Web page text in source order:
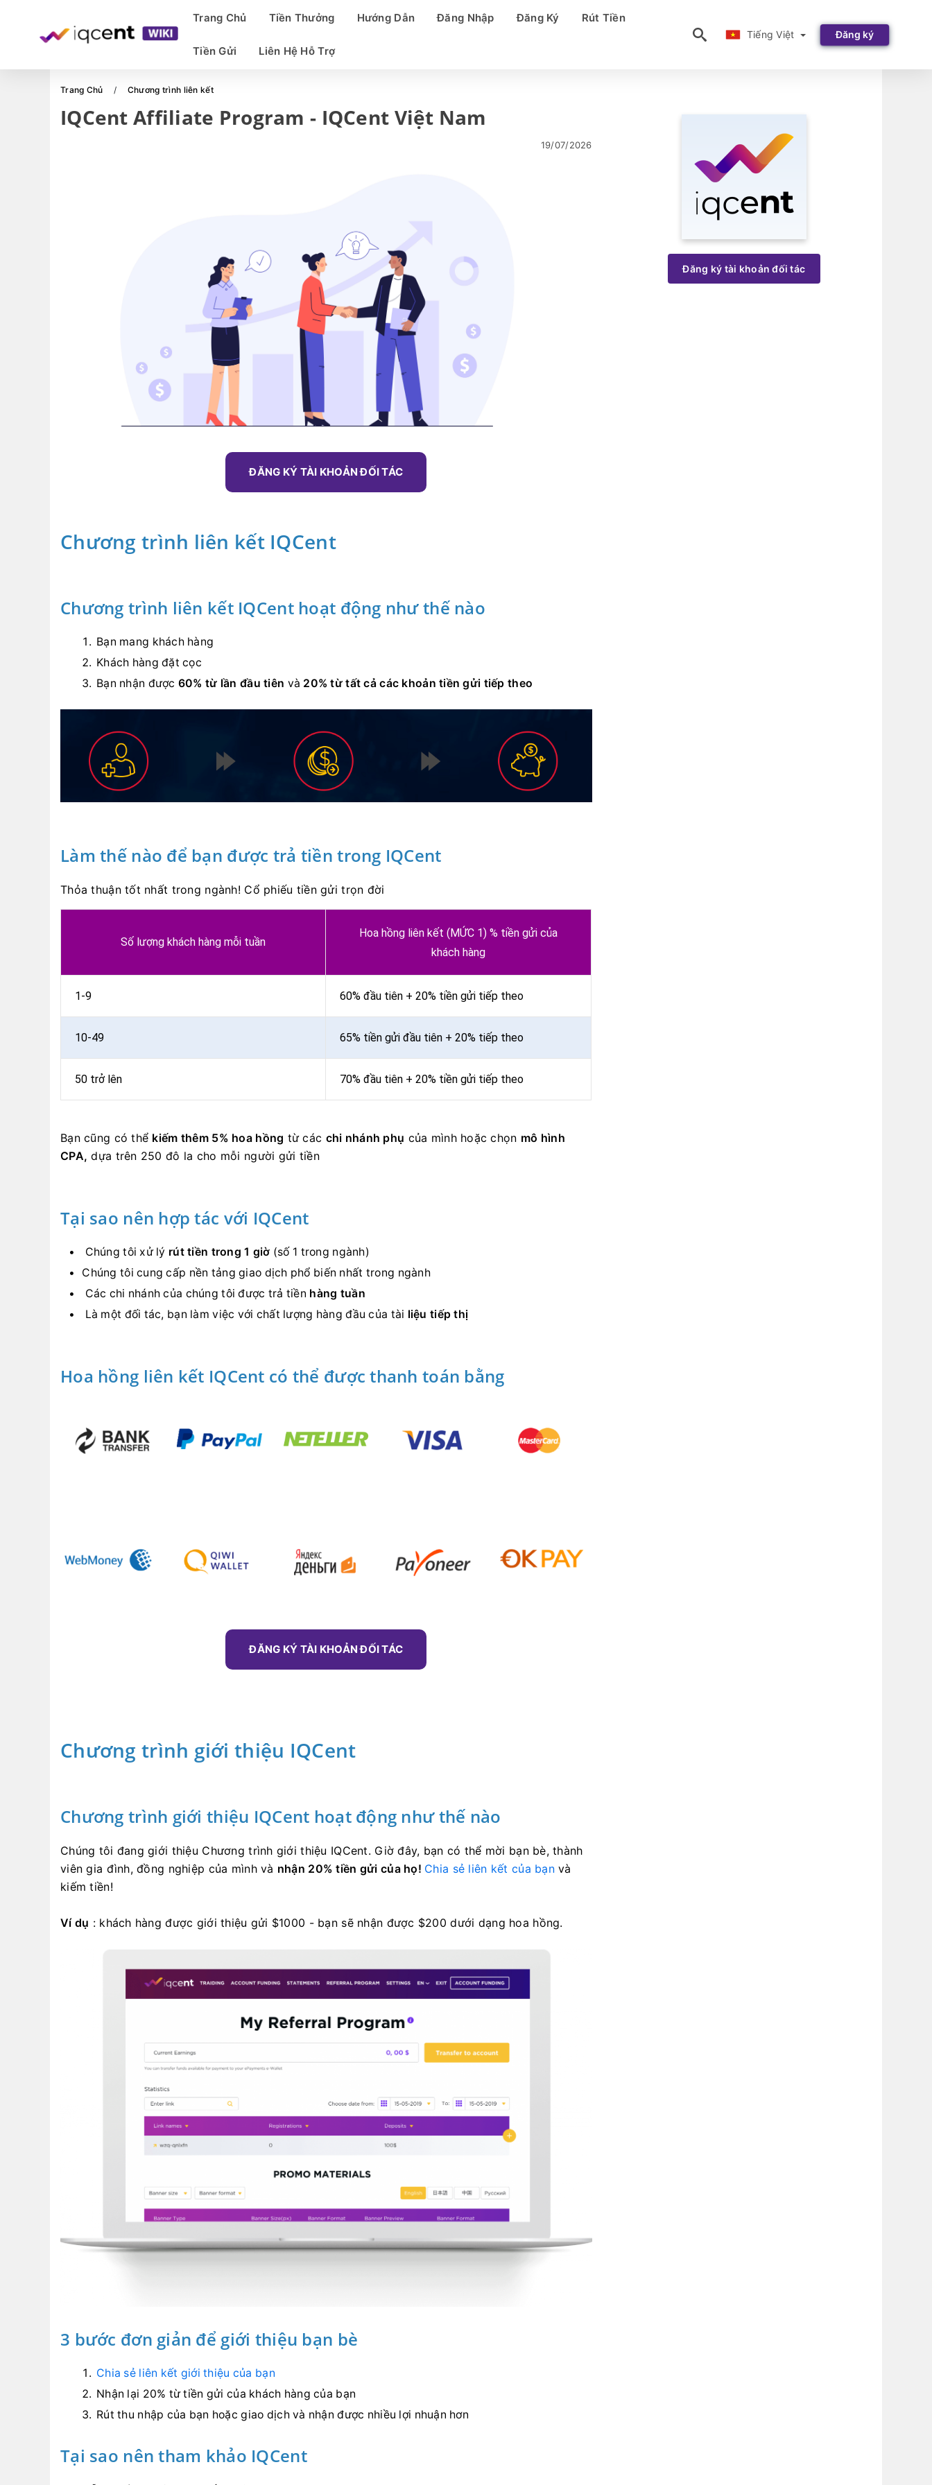
Trang Chủ Tiền Thưởng Hướng Dẫn Đăng Nhập Đăng Ký Rút Tiền
Tiền Gửi Liên Hệ Hỗ Trợ
Tiếng Việt Đăng ký
Trang Chủ Chương trình liên kết
IQCent Affiliate Program - IQCent Việt Nam
19/07/2026
ĐĂNG KÝ TÀI KHOẢN ĐỐI TÁC
Chương trình liên kết IQCent
Chương trình liên kết IQCent hoạt động như thế nào
Bạn mang khách hàng
Khách hàng đặt cọc
Bạn nhận được 60% từ lần đầu tiên và 20% từ tất cả các khoản tiền gửi tiếp theo
Làm thế nào để bạn được trả tiền trong IQCent
Thỏa thuận tốt nhất trong ngành! Cổ phiếu tiền gửi trọn đời
Số lượng khách hàng mỗi tuần
Hoa hồng liên kết (MỨC 1) % tiền gửi của
khách hàng
1-9 60% đầu tiên + 20% tiền gửi tiếp theo
10-49 65% tiền gửi đầu tiên + 20% tiếp theo
50 trở lên 70% đầu tiên + 20% tiền gửi tiếp theo
Bạn cũng có thể kiếm thêm 5% hoa hồng từ các chi nhánh phụ của mình hoặc chọn mô hình
CPA, dựa trên 250 đô la cho mỗi người gửi tiền
Tại sao nên hợp tác với IQCent
Chúng tôi xử lý rút tiền trong 1 giờ (số 1 trong ngành)
Chúng tôi cung cấp nền tảng giao dịch phổ biến nhất trong ngành
Các chi nhánh của chúng tôi được trả tiền hàng tuần
Là một đối tác, bạn làm việc với chất lượng hàng đầu của tài liệu tiếp thị
Hoa hồng liên kết IQCent có thể được thanh toán bằng
ĐĂNG KÝ TÀI KHOẢN ĐỐI TÁC
Chương trình giới thiệu IQCent
Chương trình giới thiệu IQCent hoạt động như thế nào
Chúng tôi đang giới thiệu Chương trình giới thiệu IQCent. Giờ đây, bạn có thể mời bạn bè, thành
viên gia đình, đồng nghiệp của mình và nhận 20% tiền gửi của họ! Chia sẻ liên kết của bạnvà
kiếm tiền!
Ví dụ : khách hàng được giới thiệu gửi $1000 - bạn sẽ nhận được $200 dưới dạng hoa hồng.
3 bước đơn giản để giới thiệu bạn bè
Chia sẻ liên kết giới thiệu của bạn
Nhận lại 20% từ tiền gửi của khách hàng của bạn
Rút thu nhập của bạn hoặc giao dịch và nhận được nhiều lợi nhuận hơn
Tại sao nên tham khảo IQCent
Đăng ký tài khoản đối tác